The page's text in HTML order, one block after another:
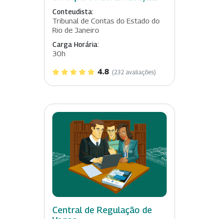
Conteudista:
Tribunal de Contas do Estado do
Rio de Janeiro
Carga Horária:
30h
4.8 (232 avaliações)
Central de Regulação de